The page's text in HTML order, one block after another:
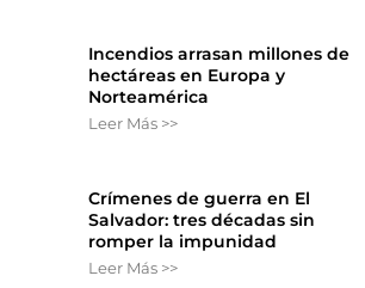
Incendios arrasan millones de
hectáreas en Europa y
Norteamérica
Leer Más >>
Crímenes de guerra en El
Salvador: tres décadas sin
romper la impunidad
Leer Más >>